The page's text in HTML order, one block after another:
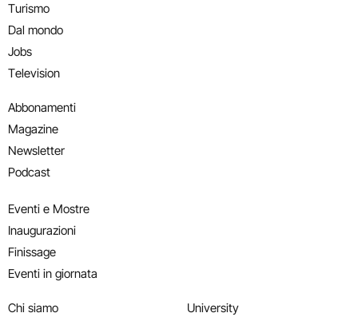
Turismo
Dal mondo
Jobs
Television
Abbonamenti
Magazine
Newsletter
Podcast
Eventi e Mostre
Inaugurazioni
Finissage
Eventi in giornata
Chi siamo
University